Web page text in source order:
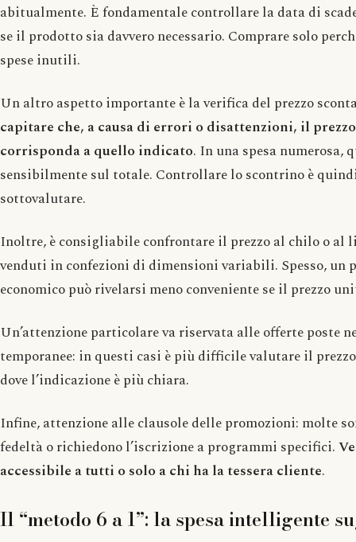
abitualmente. È fondamentale controllare la data di
se il prodotto sia davvero necessario. Comprare solo
spese inutili.
Un altro aspetto importante è la verifica del prezzo
capitare che, a causa di errori o disattenzioni, il
corrisponda a quello indicato. In una spesa numerosa,
sensibilmente sul totale. Controllare lo scontrino è
sottovalutare.
Inoltre, è consigliabile confrontare il prezzo al chilo o
venduti in confezioni di dimensioni variabili. Spesso, un
economico può rivelarsi meno conveniente se il prezzo
Un’attenzione particolare va riservata alle offerte poste
temporanee: in questi casi è più difficile valutare il
dove l’indicazione è più chiara.
Infine, attenzione alle clausole delle promozioni: molte
fedeltà o richiedono l’iscrizione a programmi specifici.
accessibile a tutti o solo a chi ha la tessera cliente.
Il “metodo 6 a 1”: la spesa intelligente